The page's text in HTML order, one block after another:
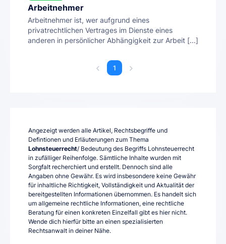
Arbeitnehmer
Arbeitnehmer ist, wer aufgrund eines
privatrechtlichen Vertrages im Dienste eines
anderen in persönlicher Abhängigkeit zur Arbeit [...]
1
Angezeigt werden alle Artikel, Rechtsbegriffe und
Defintionen und Erläuterungen zum Thema
Lohnsteuerrecht/ Bedeutung des Begriffs Lohnsteuerrecht
in zufälliger Reihenfolge. Sämtliche Inhalte wurden mit
Sorgfalt recherchiert und erstellt. Dennoch sind alle
Angaben ohne Gewähr. Es wird insbesondere keine Gewähr
für inhaltliche Richtigkeit, Vollständigkeit und Aktualität der
bereitgestellten Informationen übernommen. Es handelt sich
um allgemeine rechtliche Informationen, eine rechtliche
Beratung für einen konkreten Einzelfall gibt es hier nicht.
Wende dich hierfür bitte an einen spezialisierten
Rechtsanwalt in deiner Nähe.